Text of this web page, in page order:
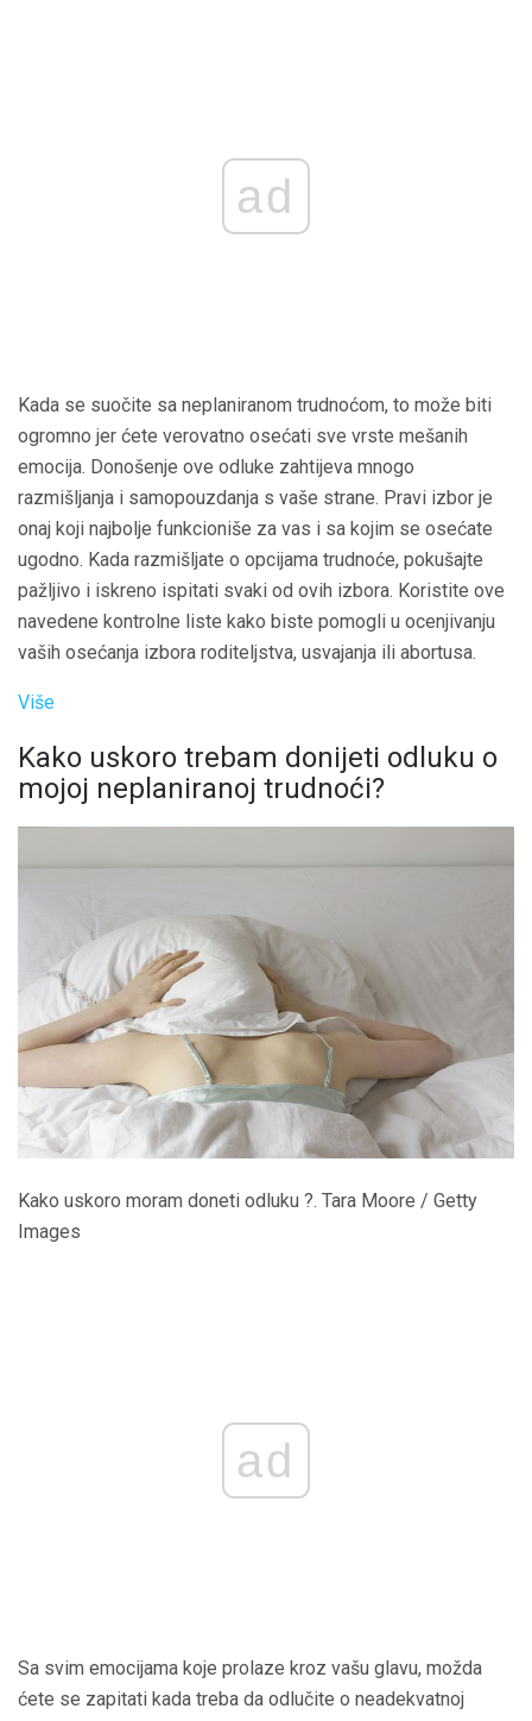
ad
Kada se suočite sa neplaniranom trudnoćom, to može biti
ogromno jer ćete verovatno osećati sve vrste mešanih
emocija. Donošenje ove odluke zahtijeva mnogo
razmišljanja i samopouzdanja s vaše strane. Pravi izbor je
onaj koji najbolje funkcioniše za vas i sa kojim se osećate
ugodno. Kada razmišljate o opcijama trudnoće, pokušajte
pažljivo i iskreno ispitati svaki od ovih izbora. Koristite ove
navedene kontrolne liste kako biste pomogli u ocenjivanju
vaših osećanja izbora roditeljstva, usvajanja ili abortusa.
Više
Kako uskoro trebam donijeti odluku o
mojoj neplaniranoj trudnoći?
Kako uskoro moram doneti odluku ?. Tara Moore / Getty
Images
ad
Sa svim emocijama koje prolaze kroz vašu glavu, možda
ćete se zapitati kada treba da odlučite o neadekvatnoj